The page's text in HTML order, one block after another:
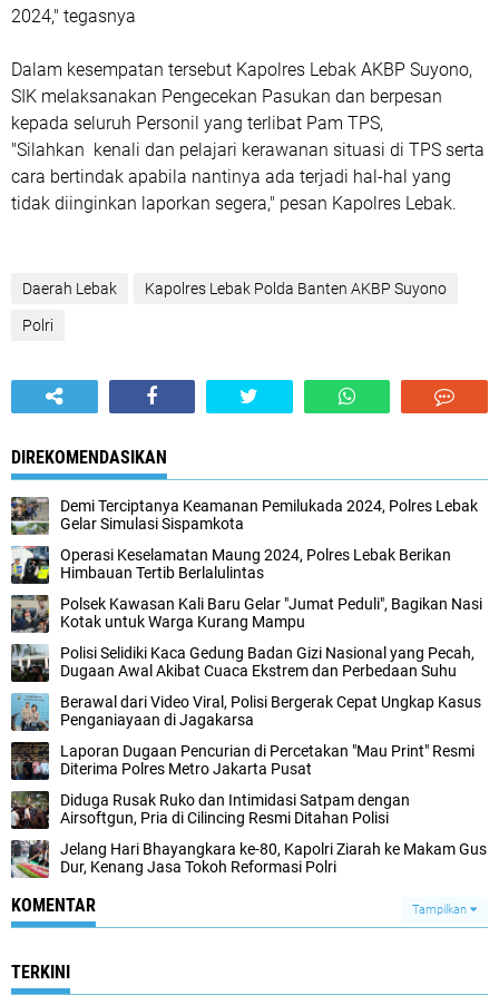
2024," tegasnya
Dalam kesempatan tersebut Kapolres Lebak AKBP Suyono,
SIK melaksanakan Pengecekan Pasukan dan berpesan
kepada seluruh Personil yang terlibat Pam TPS,
"Silahkan kenali dan pelajari kerawanan situasi di TPS serta
cara bertindak apabila nantinya ada terjadi hal-hal yang
tidak diinginkan laporkan segera," pesan Kapolres Lebak.
Daerah Lebak Kapolres Lebak Polda Banten AKBP Suyono
Polri
DIREKOMENDASIKAN
Demi Terciptanya Keamanan Pemilukada 2024, Polres Lebak
Gelar Simulasi Sispamkota
Operasi Keselamatan Maung 2024, Polres Lebak Berikan
Himbauan Tertib Berlalulintas
‎Polsek Kawasan Kali Baru Gelar "Jumat Peduli", Bagikan Nasi
Kotak untuk Warga Kurang Mampu
‎Polisi Selidiki Kaca Gedung Badan Gizi Nasional yang Pecah,
Dugaan Awal Akibat Cuaca Ekstrem dan Perbedaan Suhu
Berawal dari Video Viral, Polisi Bergerak Cepat Ungkap Kasus
Penganiayaan di Jagakarsa
Laporan Dugaan Pencurian di Percetakan "Mau Print" Resmi
Diterima Polres Metro Jakarta Pusat
Diduga Rusak Ruko dan Intimidasi Satpam dengan
Airsoftgun, Pria di Cilincing Resmi Ditahan Polisi‎
‎Jelang Hari Bhayangkara ke-80, Kapolri Ziarah ke Makam Gus
Dur, Kenang Jasa Tokoh Reformasi Polri
KOMENTAR Tampilkan
TERKINI